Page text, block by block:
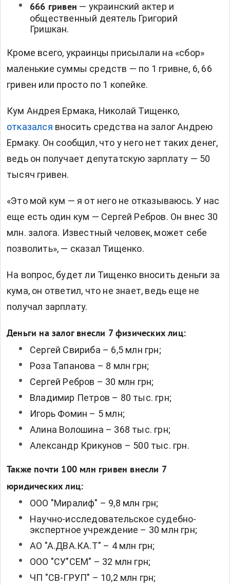
666 гривен — украинский актер и
общественный деятель Григорий
Гришкан.
Кроме всего, украинцы присылали на «сбор»
маленькие суммы средств — по 1 гривне, 6, 66
гривен или просто по 1 копейке.
Кум Андрея Ермака, Николай Тищенко,
отказался вносить средства на залог Андрею
Ермаку. Он сообщил, что у него нет таких денег,
ведь он получает депутатскую зарплату — 50
тысяч гривен.
«Это мой кум — я от него не отказываюсь. У нас
еще есть один кум — Сергей Ребров. Он внес 30
млн. залога. Известный человек, может себе
позволить», — сказал Тищенко.
На вопрос, будет ли Тищенко вносить деньги за
кума, он ответил, что не знает, ведь еще не
получал зарплату.
Деньги на залог внесли 7 физических лиц:
Сергей Свириба – 6,5 млн грн;
Роза Тапанова – 8 млн грн;
Сергей Ребров – 30 млн грн;
Владимир Петров – 80 тыс. грн;
Игорь Фомин – 5 млн;
Алина Волошина – 368 тыс. грн;
Александр Крикунов – 500 тыс. грн.
Также почти 100 млн гривен внесли 7
юридических лиц:
ООО "Миралиф" – 9,8 млн грн;
Научно-исследовательское судебно-
экспертное учреждение – 30 млн грн;
АО "А.ДВА.КА.Т" – 4 млн грн;
ООО "СУ"СЕМ" – 32 млн грн;
ЧП "СВ-ГРУП" – 10,2 млн грн;